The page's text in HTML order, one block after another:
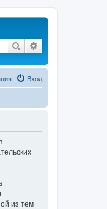
Поиск
Вход
из тем